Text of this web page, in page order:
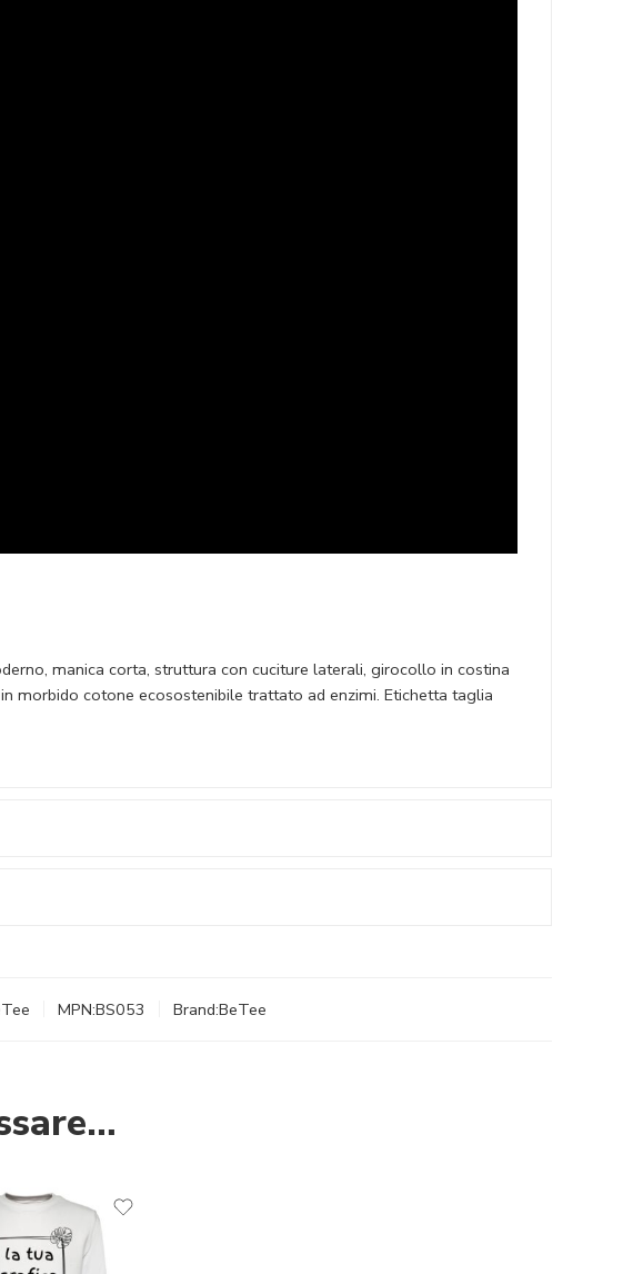
manica corta, struttura con cuciture laterali, girocollo in costina
morbido cotone ecosostenibile trattato ad enzimi. Etichetta taglia
MPN:BS053 Brand:BeTee